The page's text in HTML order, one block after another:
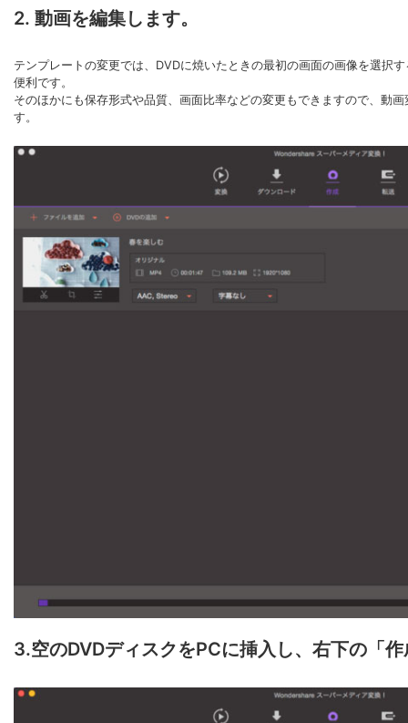
2. 動画を編集します。
テンプレートの変更では、DVDに焼いたときの最初の画面の画像を選択
便利です。
そのほかにも保存形式や品質、画面比率などの変更もできますので、動
す。
3.空のDVDディスクをPCに挿入し、右下の「